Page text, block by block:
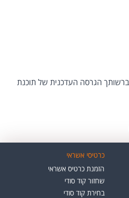
ברשותך הגרסה העדכנית של תוכנת
כרטיסי אשראי
הזמנת כרטיס אשראי
שחזור קוד סודי
בחירת קוד סודי